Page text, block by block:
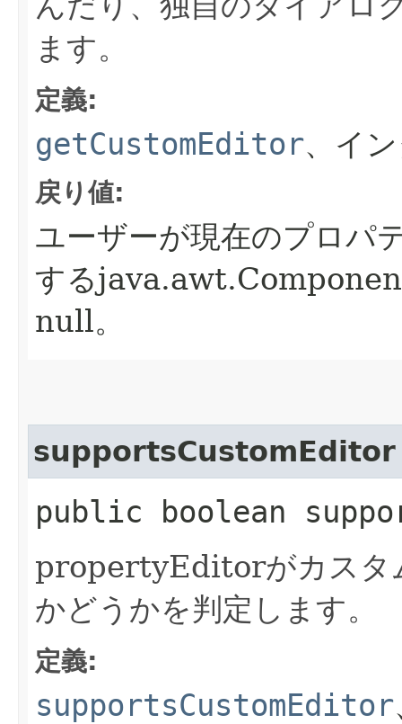
ます。
定義:
getCustomEditor、イ
戻り値:
ユーザーが現在のプロパ
する
null。
supportsCustomEditor
public boolean
propertyEditorがカスタ
かどうかを判定します。
定義:
supportsCustomEditor